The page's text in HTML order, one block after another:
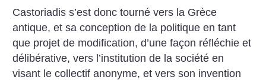
Castoriadis s’est donc tourné vers la Grèce
antique, et sa conception de la politique en tant
que projet de modification, d’une façon réfléchie et
délibérative, vers l’institution de la société en
visant le collectif anonyme, et vers son invention